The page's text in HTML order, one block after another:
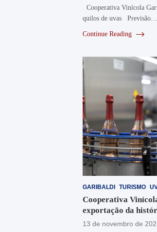
Cooperativa Vinícola
quilos de uvas Previsão…
Continue Reading
GARIBALDI TURISMO
Cooperativa
exportação da
13 de novembro de